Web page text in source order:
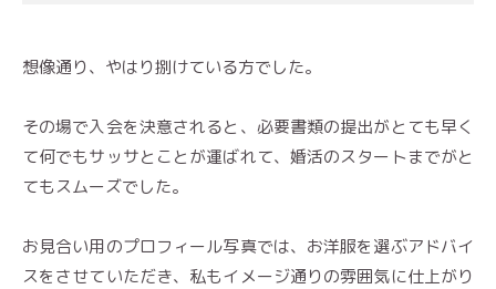
想像通り、やはり捌けている方でした。
その場で入会を決意されると、必要書類の提出がとても早く
て何でもサッサとことが運ばれて、婚活のスタートまでがと
てもスムーズでした。
お見合い用のプロフィール写真では、お洋服を選ぶアドバイ
スをさせていただき、私もイメージ通りの雰囲気に仕上がり